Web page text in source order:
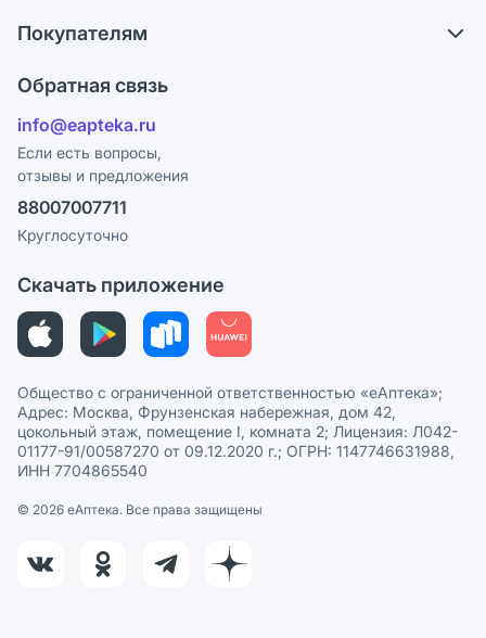
Ответы на вопросы
Блог
Карьера
Поставщики
Лицензия
Реклама на сайте
Ваши товары на ЕАПТЕКЕ
Покупателям
Программа СберСпасибо
Политика конфиденциальности
Пользовательское соглашение
Политика рекомендаций
Этика и соответствие
Политика в отношении обработки персональных данных
Обратная связь
info@eapteka.ru
Если есть вопросы,
отзывы и предложения
88007007711
Круглосуточно
Скачать приложение
Общество с ограниченной ответственностью «еАптека»;
Адрес: Москва, Фрунзенская набережная, дом 42,
цокольный этаж, помещение I, комната 2; Лицензия: Л042-
01177-91/00587270 от 09.12.2020 г.; ОГРН: 1147746631988,
ИНН 7704865540
© 2026 eАптека. Все права защищены